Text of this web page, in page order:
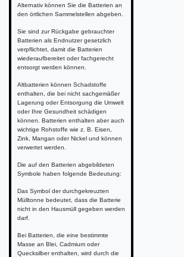
Alternativ können Sie die Batterien an
den örtlichen Sammelstellen abgeben.
Sie sind zur Rückgabe gebrauchter
Batterien als Endnutzer gesetzlich
verpflichtet, damit die Batterien
wiederaufbereitet oder fachgerecht
entsorgt werden können.
Altbatterien können Schadstoffe
enthalten, die bei nicht sachgemäßer
Lagerung oder Entsorgung die Umwelt
oder Ihre Gesundheit schädigen
können. Batterien enthalten aber auch
wichtige Rohstoffe wie z. B. Eisen,
Zink, Mangan oder Nickel und können
verwertet werden.
Die auf den Batterien abgebildeten
Symbole haben folgende Bedeutung:
Das Symbol der durchgekreuzten
Mülltonne bedeutet, dass die Batterie
nicht in den Hausmüll gegeben werden
darf.
Bei Batterien, die eine bestimmte
Masse an Blei, Cadmium oder
Quecksilber enthalten, wird durch die